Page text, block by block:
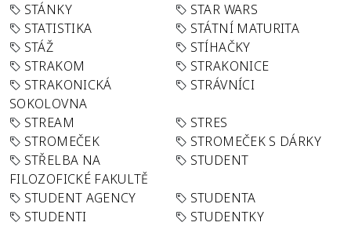
STÁNKY
STAR WARS
STATISTIKA
STÁTNÍ MATURITA
STÁŽ
STÍHAČKY
STRAKOM
STRAKONICE
STRAKONICKÁ
SOKOLOVNA
STRÁVNÍCI
STREAM
STRES
STROMEČEK
STROMEČEK S DÁRKY
STŘELBA NA
FILOZOFICKÉ FAKULTĚ
STUDENT
STUDENT AGENCY
STUDENTA
STUDENTI
STUDENTKY